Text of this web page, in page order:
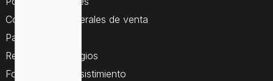
Condiciones generales de venta
Pago seguro
Resolución de litigios
Formulario de desistimiento